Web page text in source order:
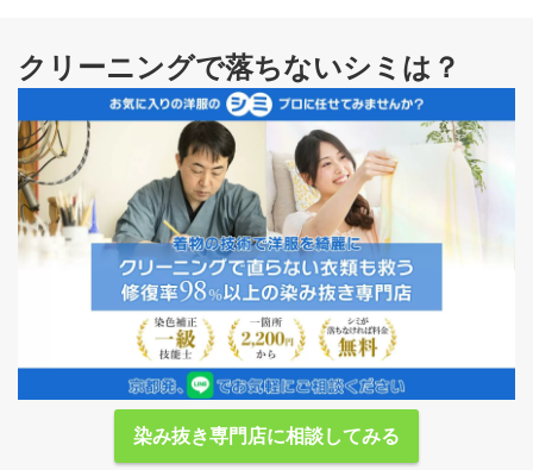
クリーニングで落ちないシミは？
染み抜き専門店に相談してみる